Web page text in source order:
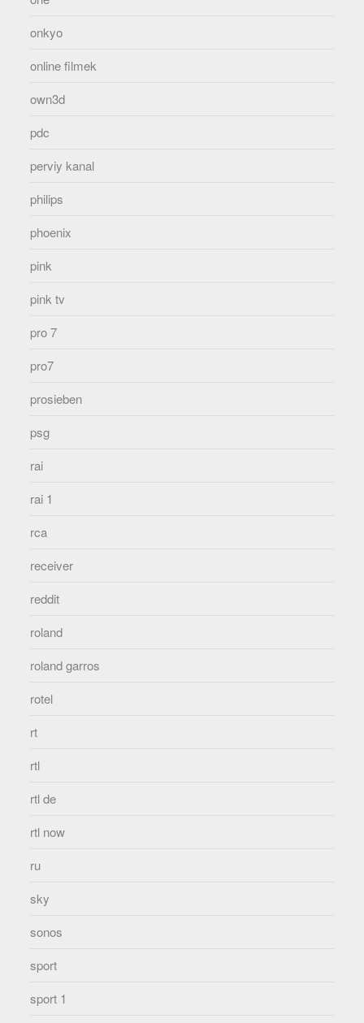
onkyo
online filmek
own3d
pdc
perviy kanal
philips
phoenix
pink
pink tv
pro 7
pro7
prosieben
psg
rai
rai 1
rca
receiver
reddit
roland
roland garros
rotel
rt
rtl
rtl de
rtl now
ru
sky
sonos
sport
sport 1